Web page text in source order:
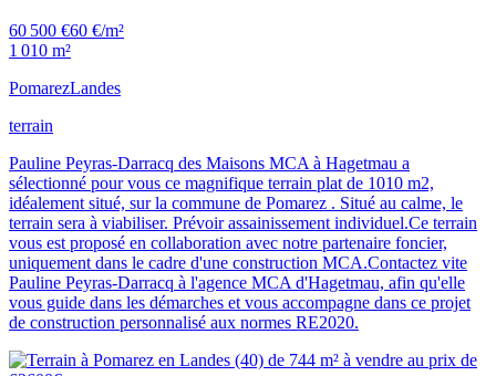
60 500 €60 €/m²
1 010 m²
PomarezLandes
terrain
Pauline Peyras-Darracq des Maisons MCA à Hagetmau a
sélectionné pour vous ce magnifique terrain plat de 1010 m2,
idéalement situé, sur la commune de Pomarez . Situé au calme, le
terrain sera à viabiliser. Prévoir assainissement individuel.Ce terrain
vous est proposé en collaboration avec notre partenaire foncier,
uniquement dans le cadre d'une construction MCA.Contactez vite
Pauline Peyras-Darracq à l'agence MCA d'Hagetmau, afin qu'elle
vous guide dans les démarches et vous accompagne dans ce projet
de construction personnalisé aux normes RE2020.